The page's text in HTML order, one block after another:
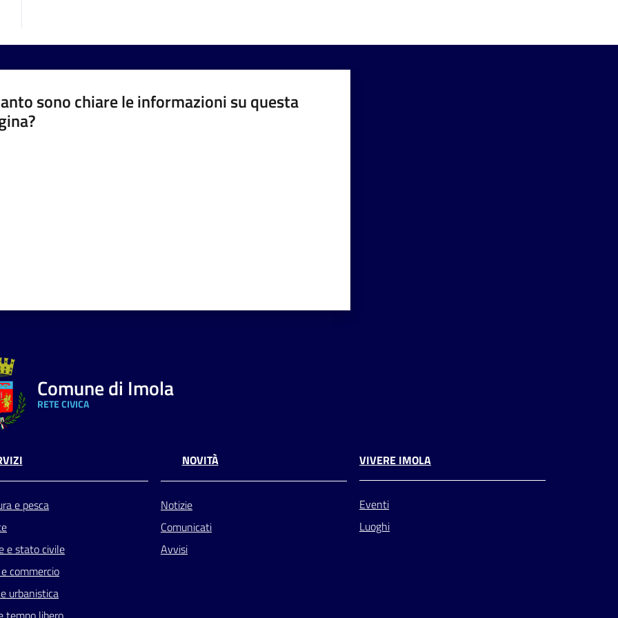
sono chiare le informazioni su questa
Comune di Imola
RETE CIVICA
e pesca
e stato civile
commercio
urbanistica
NOVITÀ
Notizie
Comunicati
Avvisi
VIVERE IMOLA
Eventi
Luoghi